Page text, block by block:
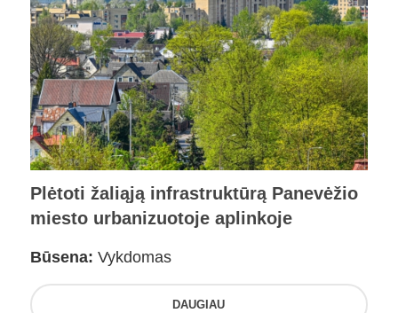
Plėtoti žaliąją infrastruktūrą Panevėžio
miesto urbanizuotoje aplinkoje
Būsena: Vykdomas
DAUGIAU